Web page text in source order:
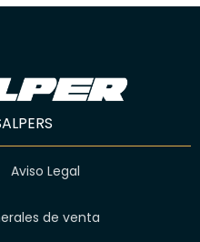
Aviso Legal
de venta